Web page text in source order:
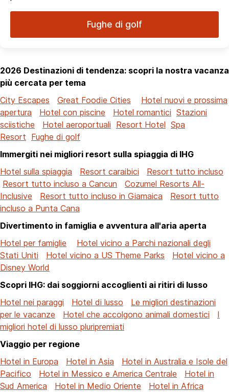
Fughe di golf
2026 Destinazioni di tendenza: scopri la nostra vacanza
più cercata per tema
City Escapes
Great Foodie Cities
Hotel nuovi e prossima
apertura
Hotel con piscine Hotel romantici Stazioni
sciistiche
Hotel aeroportuali Resort Hotel Spa
Resort Fughe di golf
Immergiti nei migliori resort sulla spiaggia di IHG
Hotel sulla spiaggia
Resort caraibici
Resort tutto incluso
Resort tutto incluso a Cancun
Cozumel Resorts All-
Inclusive
Resort tutto incluso in Giamaica
Resort tutto
incluso a Punta Cana
Divertimento in famiglia e avventura all'aria aperta
Hotel per famiglie
Hotel vicino a Parchi nazionali degli
Stati Uniti
Hotel vicino a US Theme Parks
Hotel vicino a
Disney World
Scopri IHG: dai soggiorni accoglienti ai ritiri di lusso
Hotel nei paraggi
Hotel di lusso
Le migliori destinazioni
per le vacanze
Hotel che accolgono animali domestici
I
migliori hotel di lusso pluripremiati
Viaggio per regione
Hotel in Europa
Hotel in Asia
Hotel in Australia e Isole del
Pacifico
Hotel in Messico e America Centrale
Hotel in
Sud America
Hotel in Medio Oriente Hotel in Africa